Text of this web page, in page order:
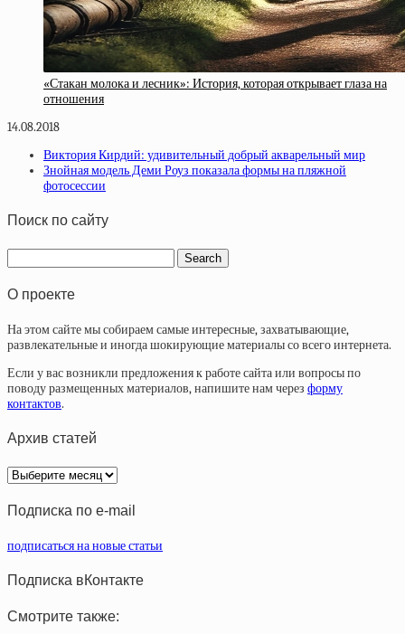
«Стакан молока и лесник»: История, которая открывает глаза на
отношения
14.08.2018
Виктория Кирдий: удивительный добрый акварельный мир
Знойная модель Деми Роуз показала формы на пляжной
фотосессии
Поиск по сайту
О проекте
На этом сайте мы собираем самые интересные, захватывающие,
развлекательные и иногда шокирующие материалы со всего интернета.
Если у вас возникли предложения к работе сайта или вопросы по
поводу размещенных материалов, напишите нам через форму
контактов.
Архив статей
Архив
статей
Подписка по e-mail
подписаться на новые статьи
Подписка вКонтакте
Смотрите также: